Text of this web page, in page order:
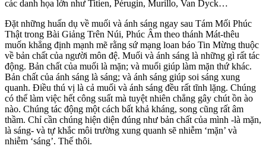
các danh họa lớn như Titien, Pérugin, Murillo, Van Dyck…
Đặt những huấn dụ về muối và ánh sáng ngay sau Tám Mối Phúc
Thật trong Bài Giảng Trên Núi, Phúc Âm theo thánh Mát-thêu
muốn khẳng định mạnh mẽ rằng sứ mạng loan báo Tin Mừng thuộc
về bản chất của người môn đệ. Muối và ánh sáng là những gì rất tác
động. Bản chất của muối là mặn; và muối giúp làm mặn thứ khác.
Bản chất của ánh sáng là sáng; và ánh sáng giúp soi sáng xung
quanh. Điều thú vị là cả muối và ánh sáng đều rất tĩnh lặng. Chúng
có thể làm việc hết công suất mà tuyệt nhiên chẳng gây chút ồn ào
nào. Chúng tác động một cách bất khả kháng, song cũng rất âm
thầm. Chỉ cần chúng hiện diện đúng như bản chất của mình -là mặn,
là sáng- và tự khắc môi trường xung quanh sẽ nhiễm ‘mặn’ và
nhiễm ‘sáng’. Thế thôi.